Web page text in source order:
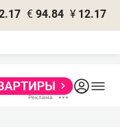
€ 94.84 ¥ 12.17